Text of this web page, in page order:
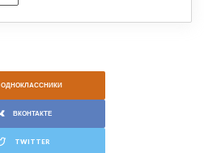
ОДНОКЛАССНИКИ
ВКОНТАКТЕ
TWITTER